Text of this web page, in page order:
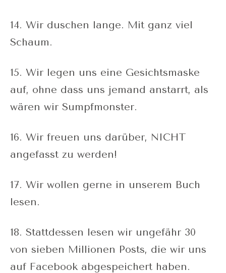
14. Wir duschen lange. Mit ganz viel
Schaum.
15. Wir legen uns eine Gesichtsmaske
auf, ohne dass uns jemand anstarrt, als
wären wir Sumpfmonster.
16. Wir freuen uns darüber, NICHT
angefasst zu werden!
17. Wir wollen gerne in unserem Buch
lesen.
18. Stattdessen lesen wir ungefähr 30
von sieben Millionen Posts, die wir uns
auf Facebook abgespeichert haben.